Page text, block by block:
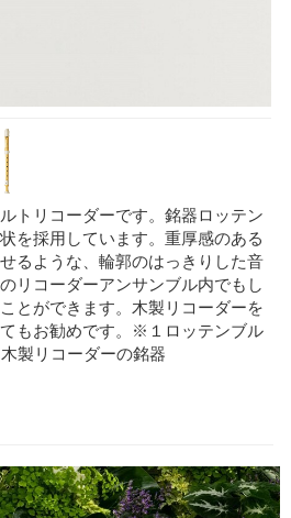
トリコーダーです。銘器ロッテン
を採用しています。重厚感のある
るような、輪郭のはっきりした音
リコーダーアンサンブル内でもし
とができます。木製リコーダーを
もお勧めです。※１ロッテンブル
製リコーダーの銘器